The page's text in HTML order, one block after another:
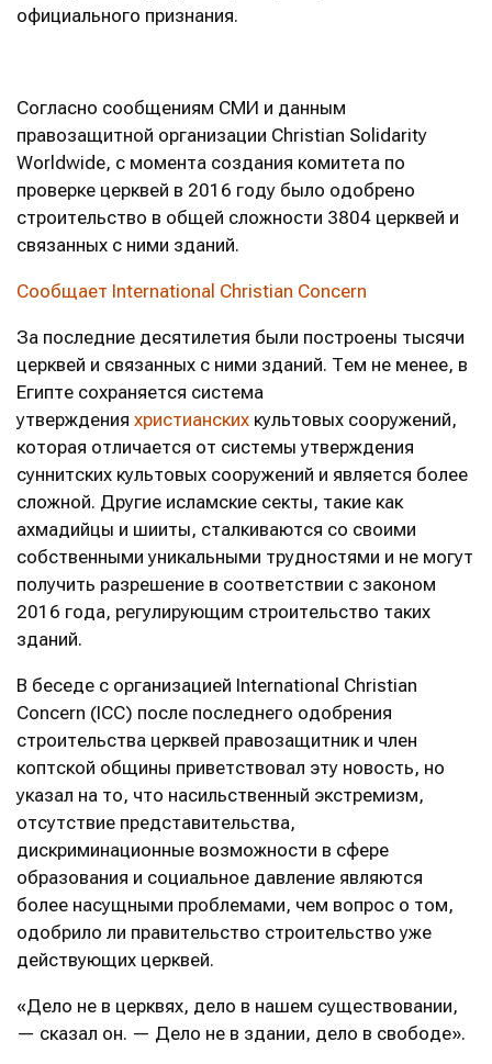
официального признания.
Согласно сообщениям СМИ и данным
правозащитной организации Christian Solidarity
Worldwide, с момента создания комитета по
проверке церквей в 2016 году было одобрено
строительство в общей сложности 3804 церквей и
связанных с ними зданий.
Сообщает International Christian Concern
За последние десятилетия были построены тысячи
церквей и связанных с ними зданий. Тем не менее, в
Египте сохраняется система
утверждения христианских культовых сооружений,
которая отличается от системы утверждения
суннитских культовых сооружений и является более
сложной. Другие исламские секты, такие как
ахмадийцы и шииты, сталкиваются со своими
собственными уникальными трудностями и не могут
получить разрешение в соответствии с законом
2016 года, регулирующим строительство таких
зданий.
В беседе с организацией International Christian
Concern (ICC) после последнего одобрения
строительства церквей правозащитник и член
коптской общины приветствовал эту новость, но
указал на то, что насильственный экстремизм,
отсутствие представительства,
дискриминационные возможности в сфере
образования и социальное давление являются
более насущными проблемами, чем вопрос о том,
одобрило ли правительство строительство уже
действующих церквей.
«Дело не в церквях, дело в нашем существовании,
— сказал он. — Дело не в здании, дело в свободе».